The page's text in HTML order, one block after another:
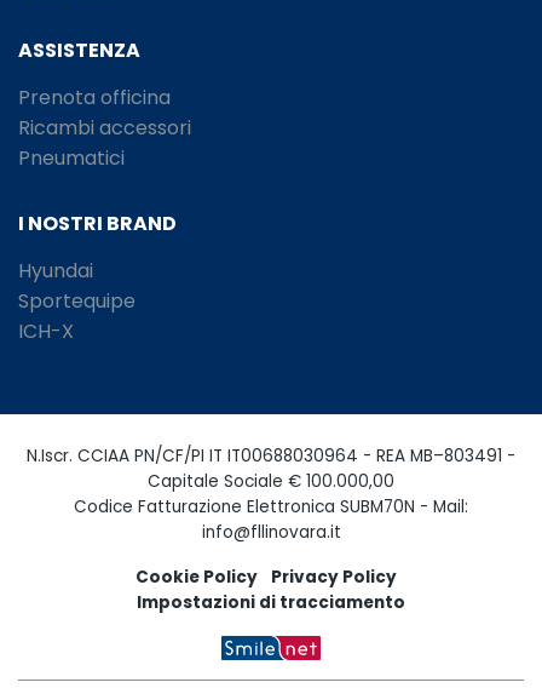
ASSISTENZA
Prenota officina
Ricambi accessori
Pneumatici
I NOSTRI BRAND
Hyundai
Sportequipe
ICH-X
N.Iscr. CCIAA PN/CF/PI IT IT00688030964 - REA MB–803491 -
Capitale Sociale € 100.000,00
Codice Fatturazione Elettronica SUBM70N - Mail:
info@fllinovara.it
Cookie Policy
Privacy Policy
Impostazioni di tracciamento